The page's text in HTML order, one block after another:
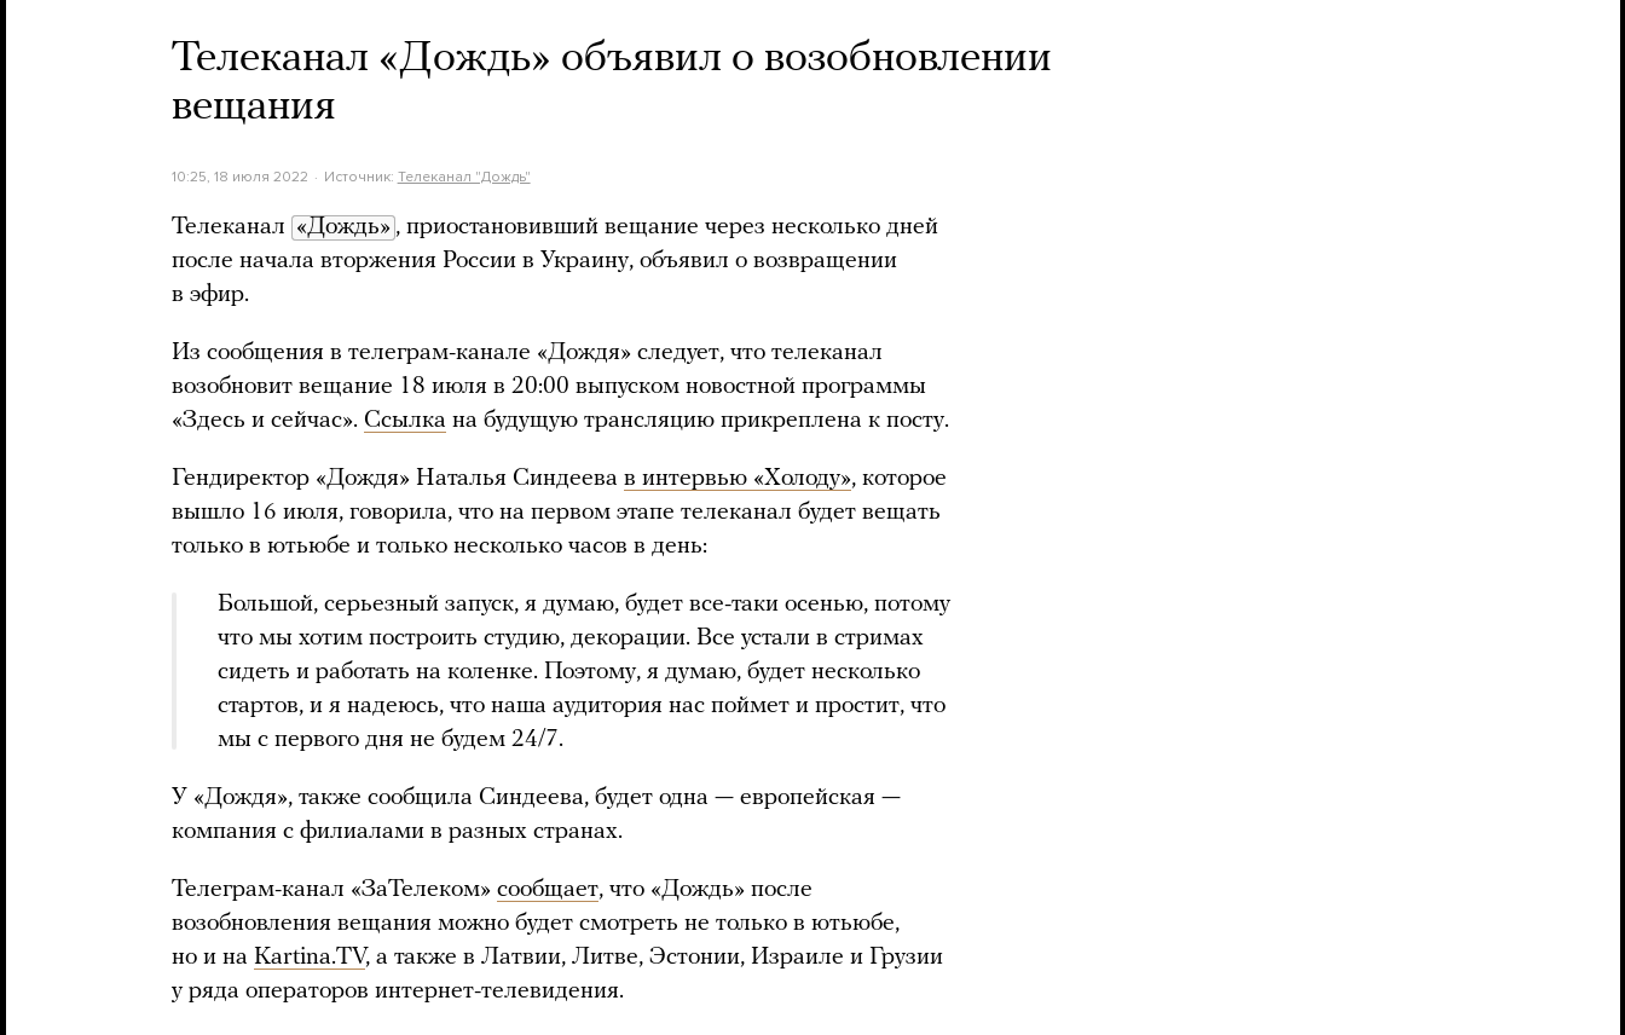
Телеканал «Дождь» объявил о возобновлении
вещания
10:25, 18 июля 2022 Источник: Телеканал "Дождь"
Телеканал «Дождь» , приостановивший вещание через несколько дней
после начала вторжения России в Украину, объявил о возвращении
в эфир.
Из сообщения в телеграм-канале «Дождя» следует, что телеканал
возобновит вещание 18 июля в 20:00 выпуском новостной программы
«Здесь и сейчас». Ссылка на будущую трансляцию прикреплена к посту.
Гендиректор «Дождя» Наталья Синдеева в интервью «Холоду», которое
вышло 16 июля, говорила, что на первом этапе телеканал будет вещать
только в ютьюбе и только несколько часов в день:
Большой, серьезный запуск, я думаю, будет все-таки осенью, потому
что мы хотим построить студию, декорации. Все устали в стримах
сидеть и работать на коленке. Поэтому, я думаю, будет несколько
стартов, и я надеюсь, что наша аудитория нас поймет и простит, что
мы с первого дня не будем 24/7.
У «Дождя», также сообщила Синдеева, будет одна — европейская —
компания с филиалами в разных странах.
Телеграм-канал «ЗаТелеком» сообщает, что «Дождь» после
возобновления вещания можно будет смотреть не только в ютьюбе,
но и на Kartina.TV, а также в Латвии, Литве, Эстонии, Израиле и Грузии
у ряда операторов интернет-телевидения.